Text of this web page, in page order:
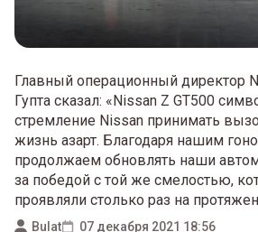
Главный операционный директор
Гупта сказал: «Nissan Z GT500
стремление Nissan принимать
жизнь азарт. Благодаря нашим
продолжаем обновлять наши
за победой с той же смелостью,
проявляли столько раз на
Bulat 07 декабря 2021 18:56